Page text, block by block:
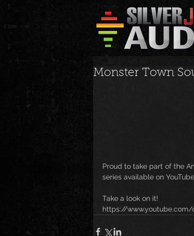
Monster Town
Proud to take part of the
series available on
Take a look on it!
https://www.youtube.com/